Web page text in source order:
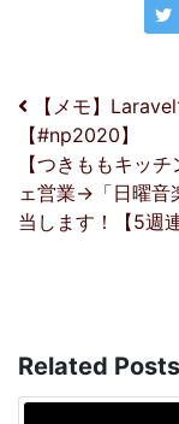
投稿ナ
【メモ】
【#np2020】
【つきももキッ
ェ営業→「日曜音
当します！【5週
Related Posts